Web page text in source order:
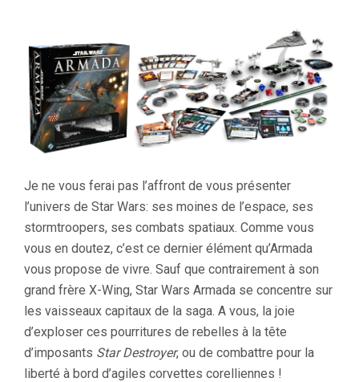
Je ne vous ferai pas l’affront de vous présenter
l’univers de Star Wars: ses moines de l’espace, ses
stormtroopers, ses combats spatiaux. Comme vous
vous en doutez, c’est ce dernier élément qu’Armada
vous propose de vivre. Sauf que contrairement à son
grand frère X-Wing, Star Wars Armada se concentre sur
les vaisseaux capitaux de la saga. A vous, la joie
d’exploser ces pourritures de rebelles à la tête
d’imposants Star Destroyer, ou de combattre pour la
liberté à bord d’agiles corvettes corelliennes !